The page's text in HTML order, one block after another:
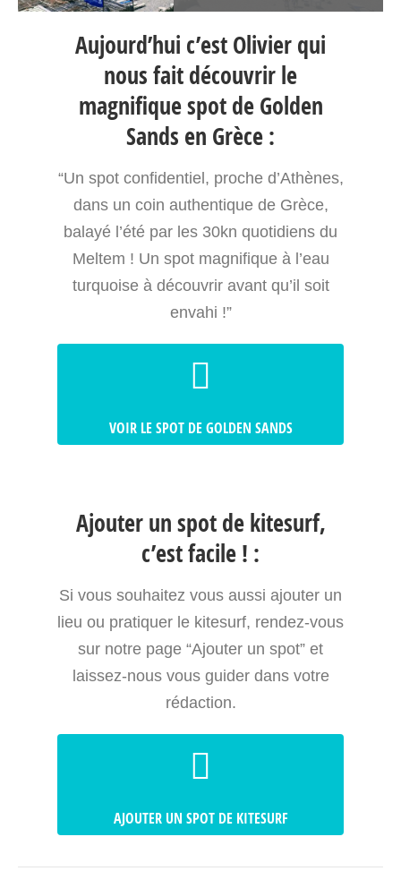
Aujourd’hui c’est Olivier qui
nous fait découvrir le
magnifique spot de Golden
Sands en Grèce :
“Un spot confidentiel, proche d’Athènes,
dans un coin authentique de Grèce,
balayé l’été par les 30kn quotidiens du
Meltem ! Un spot magnifique à l’eau
turquoise à découvrir avant qu’il soit
envahi !”
VOIR LE SPOT DE GOLDEN SANDS
Ajouter un spot de kitesurf,
c’est facile ! :
Si vous souhaitez vous aussi ajouter un
lieu ou pratiquer le kitesurf, rendez-vous
sur notre page “Ajouter un spot” et
laissez-nous vous guider dans votre
rédaction.
AJOUTER UN SPOT DE KITESURF